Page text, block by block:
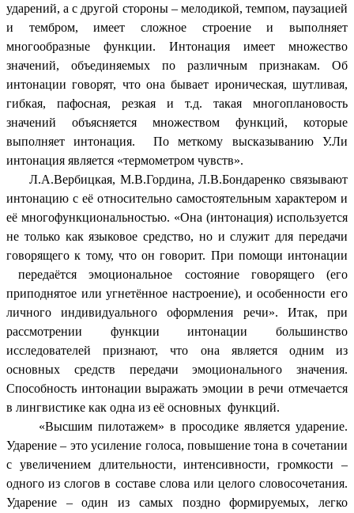
ударений, а с другой стороны – мелодикой, темпом, паузацией
и тембром, имеет сложное строение и выполняет
многообразные функции. Интонация имеет множество
значений, объединяемых по различным признакам. Об
интонации говорят, что она бывает ироническая, шутливая,
гибкая, пафосная, резкая и т.д. такая многоплановость
значений объясняется множеством функций, которые
выполняет интонация. По меткому высказыванию У.Ли
интонация является «термометром чувств».
Л.А.Вербицкая, М.В.Гордина, Л.В.Бондаренко связывают
интонацию с её относительно самостоятельным характером и
её многофункциональностью. «Она (интонация) используется
не только как языковое средство, но и служит для передачи
говорящего к тому, что он говорит. При помощи интонации
передаётся эмоциональное состояние говорящего (его
приподнятое или угнетённое настроение), и особенности его
личного индивидуального оформления речи». Итак, при
рассмотрении функции интонации большинство
исследователей признают, что она является одним из
основных средств передачи эмоционального значения.
Способность интонации выражать эмоции в речи отмечается
в лингвистике как одна из её основных функций.
«Высшим пилотажем» в просодике является ударение.
Ударение – это усиление голоса, повышение тона в сочетании
с увеличением длительности, интенсивности, громкости –
одного из слогов в составе слова или целого словосочетания.
Ударение – один из самых поздно формируемых, легко